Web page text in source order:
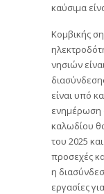
καύσιμα
Κομβικής
νησιών
είναι υπό
ενημέρωση
καλωδίου
του 2025
προσεχές
η
εργασίες